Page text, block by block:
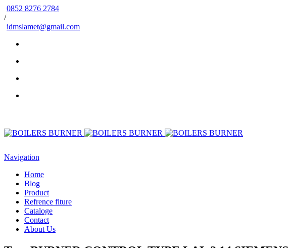
0852 8276 2784
/
idmslamet@gmail.com
Navigation
Home
Blog
Product
Refrence fiture
Cataloge
Contact
About Us